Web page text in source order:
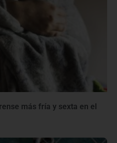
más fría y sexta en el